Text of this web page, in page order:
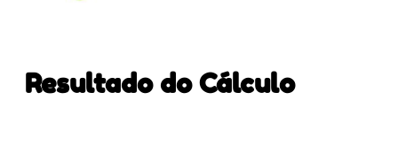
Resultado do Cálculo